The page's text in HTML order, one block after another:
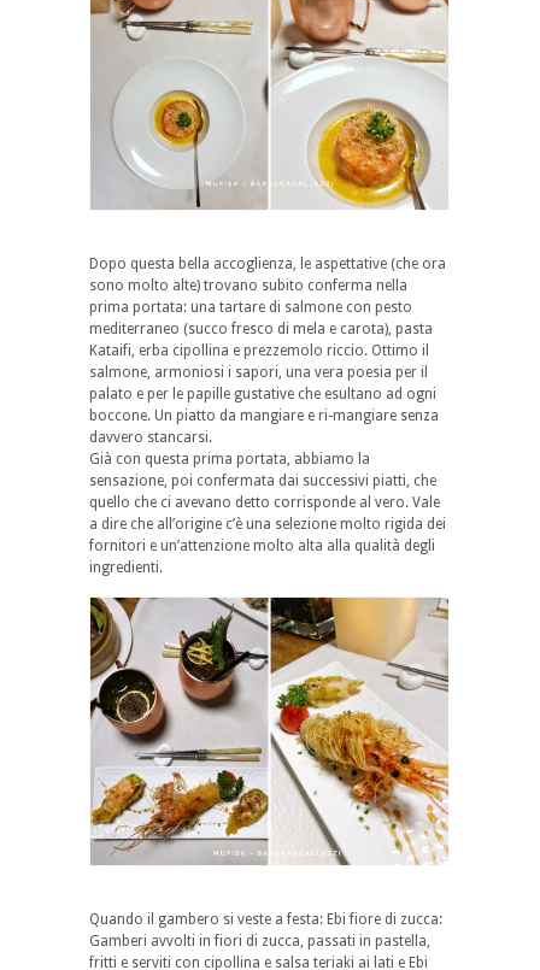
Dopo questa bella accoglienza, le aspettative (che ora
sono molto alte) trovano subito conferma nella
prima portata: una tartare di salmone con pesto
mediterraneo (succo fresco di mela e carota), pasta
Kataifi, erba cipollina e prezzemolo riccio. Ottimo il
salmone, armoniosi i sapori, una vera poesia per il
palato e per le papille gustative che esultano ad ogni
boccone. Un piatto da mangiare e ri-mangiare senza
davvero stancarsi.
Già con questa prima portata, abbiamo la
sensazione, poi confermata dai successivi piatti, che
quello che ci avevano detto corrisponde al vero. Vale
a dire che all’origine c’è una selezione molto rigida dei
fornitori e un’attenzione molto alta alla qualità degli
ingredienti.
Quando il gambero si veste a festa: Ebi fiore di zucca:
Gamberi avvolti in fiori di zucca, passati in pastella,
fritti e serviti con cipollina e salsa teriaki ai lati e Ebi